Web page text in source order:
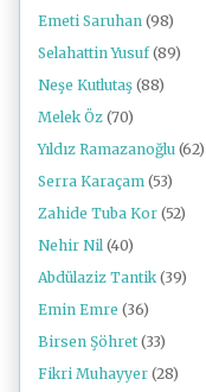
Emeti Saruhan (98)
Selahattin Yusuf (89)
Neşe Kutlutaş (88)
Melek Öz (70)
Yıldız Ramazanoğlu (62)
Serra Karaçam (53)
Zahide Tuba Kor (52)
Nehir Nil (40)
Abdülaziz Tantik (39)
Emin Emre (36)
Birsen Şöhret (33)
Fikri Muhayyer (28)